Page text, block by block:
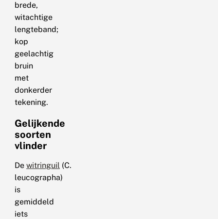
brede,
witachtige
lengteband;
kop
geelachtig
bruin
met
donkerder
tekening.
Gelijkende
soorten
vlinder
De witringuil (C.
leucographa)
is
gemiddeld
iets